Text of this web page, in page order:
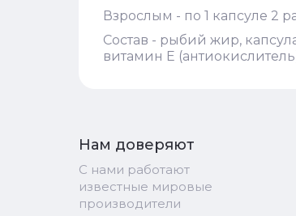
Взрослым - по 1 капсуле 2
Состав - рыбий жир,
витамин Е
Нам доверяют
С нами работают
известные мировые
производители